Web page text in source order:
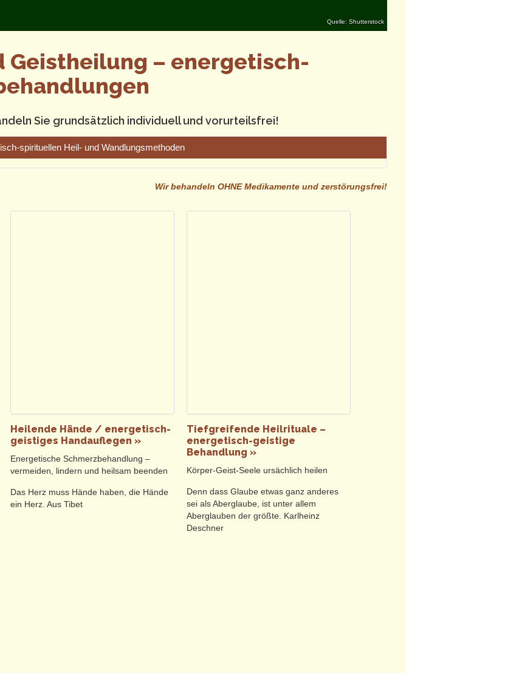
Quelle: Shutterstock
Geistheilung – energetisch-
Sie grundsätzlich individuell und vorurteilsfrei!
spirituellen Heil- und Wandlungsmethoden
jedes Menschen
körperliche Schmerzen, seelische Leiden und geistige Belastungen heilsame Wandlung durch
geratenen Harmonie.
das Risiko der Heilung ein, gestalten mit den Kräften der Natur, erzählen heilsame
bei Hausbesuchen, Fernbehandlungen, Paar- und Gruppenbegegnungen und
Mitwirken sind ausdrücklich möglich, bei Kindern oft erforderlich.
Wir behandeln OHNE Medikamente und zerstörungsfrei!
Heilende Hände / energetisch-
geistiges Handauflegen »
Energetische Schmerzbehandlung –
vermeiden, lindern und heilsam beenden
Das Herz muss Hände haben, die Hände
ein Herz. Aus Tibet
Tiefgreifende Heilrituale –
energetisch-geistige
Behandlung »
Körper-Geist-Seele ursächlich heilen
Denn dass Glaube etwas ganz anderes
sei als Aberglaube, ist unter allem
Aberglauben der größte. Karlheinz
Deschner